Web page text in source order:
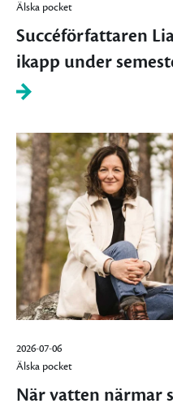
Älska pocket
Succéförfattaren
ikapp under
2026-07-06
Älska pocket
När vatten närmar